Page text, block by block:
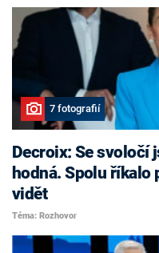
7 fotografií
Decroix: Se svoločí
hodná. Spolu říkalo
vidět
Téma: Rozhovor